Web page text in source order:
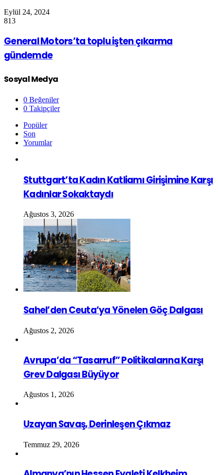
Eylül 24, 2024
813
General Motors’ta toplu işten çıkarma
gündemde
Sosyal Medya
0 Beğeniler
0 Takipçiler
Popüler
Son
Yorumlar
Stuttgart’ta Kadın Katliamı Girişimine Karşı
Kadınlar Sokaktaydı
Ağustos 3, 2026
Sahel’den Ceuta’ya Yönelen Göç Dalgası
Ağustos 2, 2026
Avrupa’da “Tasarruf” Politikalarına Karşı
Grev Dalgası Büyüyor
Ağustos 1, 2026
Uzayan Savaş, Derinleşen Çıkmaz
Temmuz 29, 2026